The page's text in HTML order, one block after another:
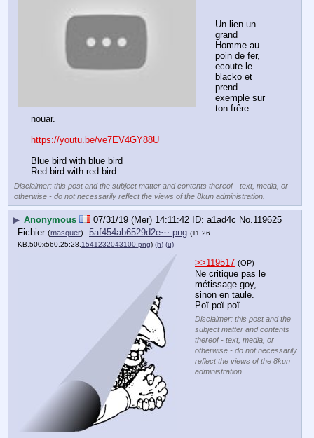
Un lien un
grand
Homme au
poin de fer,
ecoute le
blacko et
prend
exemple sur
ton frêre
nouar.
https://youtu.be/ve7EV4GY88U
Blue bird with blue bird
Red bird with red bird
Disclaimer: this post and the subject matter and contents thereof - text, media, or
otherwise - do not necessarily reflect the views of the 8kun administration.
▶ Anonymous 07/31/19 (Mer) 14:11:42 a1ad4c No.119625
Fichier (masquer): 5af454ab6529d2e⋯.png (11.26
KB,500x560,25:28, 1541232043100.png) (h) (u)
>>119517 (OP)
Ne critique pas le
métissage goy,
sinon en taule.
Poï poï poï
Disclaimer: this post and the
subject matter and contents
thereof - text, media, or
otherwise - do not necessarily
reflect the views of the 8kun
administration.